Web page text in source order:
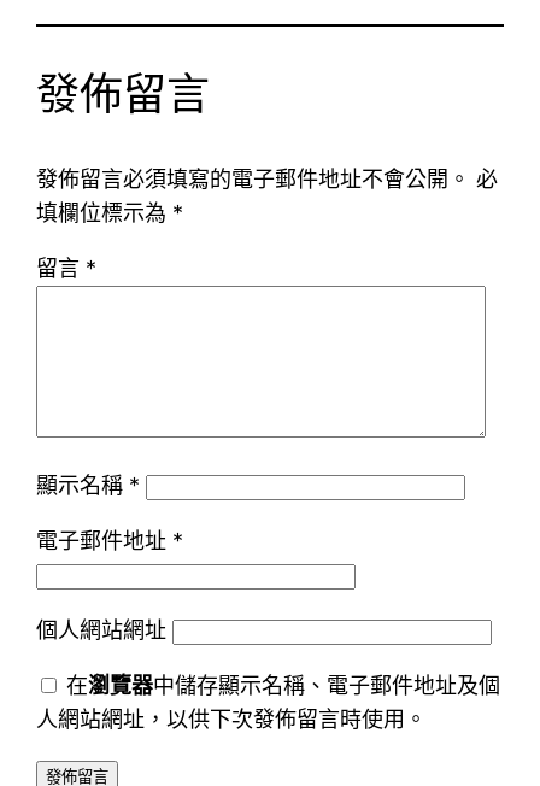
發佈留言
發佈留言必須填寫的電子郵件地址不會公開。 必
填欄位標示為 *
留言 *
顯示名稱 *
電子郵件地址 *
個人網站網址
在瀏覽器中儲存顯示名稱、電子郵件地址及個
人網站網址，以供下次發佈留言時使用。